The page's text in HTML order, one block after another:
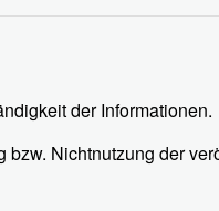
der Informationen.
Nichtnutzung der